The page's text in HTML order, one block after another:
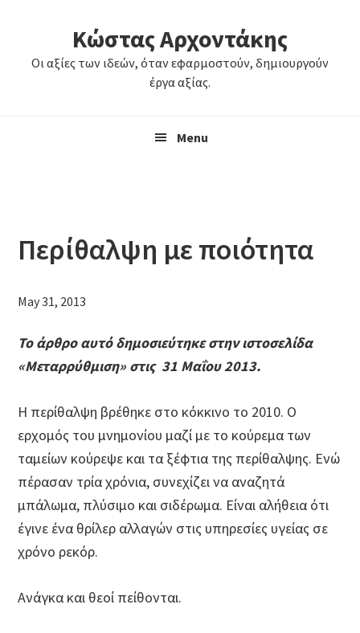
primary
Κώστας Αρχοντάκης
Οι αξίες των ιδεών, όταν εφαρμοστούν, δημιουργούν
έργα αξίας.
Menu
Περίθαλψη με ποιότητα
May 31, 2013
Το άρθρο αυτό δημοσιεύτηκε στην ιστοσελίδα
«Μεταρρύθμιση» στις 31 Μαΐου 2013.
Η περίθαλψη βρέθηκε στο κόκκινο το 2010. Ο
ερχομός του μνημονίου μαζί με το κούρεμα των
ταμείων κούρεψε και τα ξέφτια της περίθαλψης. Ενώ
πέρασαν τρία χρόνια, συνεχίζει να αναζητά
μπάλωμα, πλύσιμο και σιδέρωμα. Είναι αλήθεια ότι
έγινε ένα θρίλερ αλλαγών στις υπηρεσίες υγείας σε
χρόνο ρεκόρ.
Ανάγκα και θεοί πείθονται.